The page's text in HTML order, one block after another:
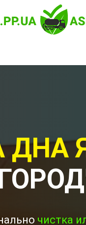
ДНА
чистка